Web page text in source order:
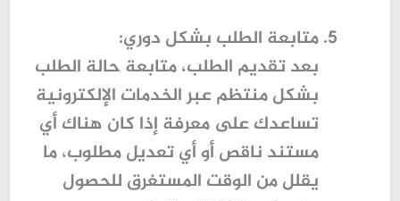
متابعة الطلب بشكل دوري:
بعد تقديم الطلب، متابعة حالة الطلب
بشكل منتظم عبر الخدمات الإلكترونية
تساعدك على معرفة إذا كان هناك أي
مستند ناقص أو أي تعديل مطلوب، ما
يقلل من الوقت المستغرق للحصول